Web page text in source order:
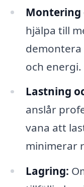
Montering
hjälpa till
demontera
och energi.
Lastning
anslår
vana att
minimerar
Lagring: